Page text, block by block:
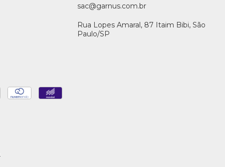
sac@garnus.com.br
Rua Lopes Amaral, 87 Itaim Bibi, São
Paulo/SP